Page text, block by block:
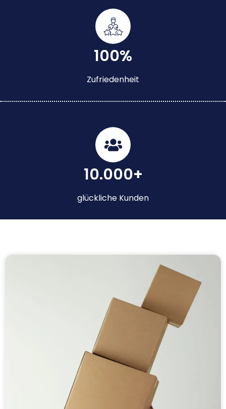
100%
Zufriedenheit
10.000+
glückliche Kunden